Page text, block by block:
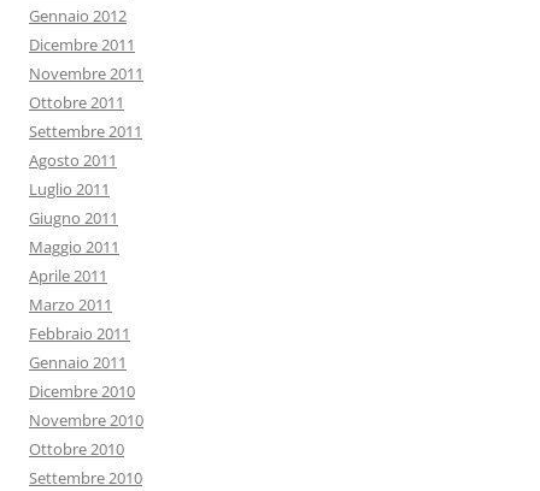
Gennaio 2012
Dicembre 2011
Novembre 2011
Ottobre 2011
Settembre 2011
Agosto 2011
Luglio 2011
Giugno 2011
Maggio 2011
Aprile 2011
Marzo 2011
Febbraio 2011
Gennaio 2011
Dicembre 2010
Novembre 2010
Ottobre 2010
Settembre 2010